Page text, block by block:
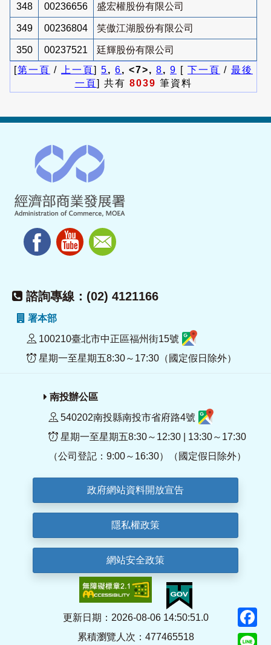
348 00236656 盛宏權股份有限公司
349 00236804 笑傲江湖股份有限公司
350 00237521
廷輝股份有限公司
[第一頁 / 上一頁] 5, 6, <7>, 8, 9 [ 下一頁 / 最後
一頁] 共有 8039 筆資料
諮詢專線：(02) 4121166
署本部
100210臺北市中正區福州街15號
星期一至星期五8:30～17:30（國定假日除外）
南投辦公區
540202南投縣南投市省府路4號
星期一至星期五8:30～12:30 | 13:30～17:30
（公司登記：9:00～16:30）（國定假日除外）
政府網站資料開放宣告
隱私權政策
網站安全政策
更新日期：2026-08-06 14:50:51.0
累積瀏覽人次：477465518